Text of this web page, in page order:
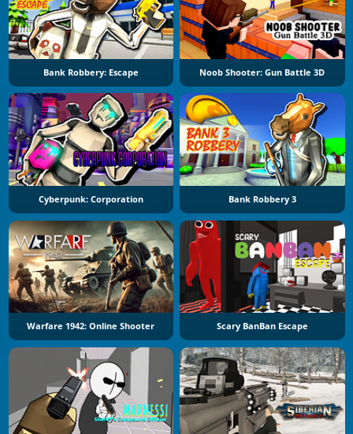
Bank Robbery: Escape Noob Shooter: Gun Battle 3D
Cyberpunk: Corporation Bank Robbery 3
Warfare 1942: Online Shooter Scary BanBan Escape